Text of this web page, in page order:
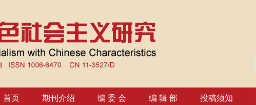
首页 期刊介绍 编 委 会 编 辑 部 投稿须知